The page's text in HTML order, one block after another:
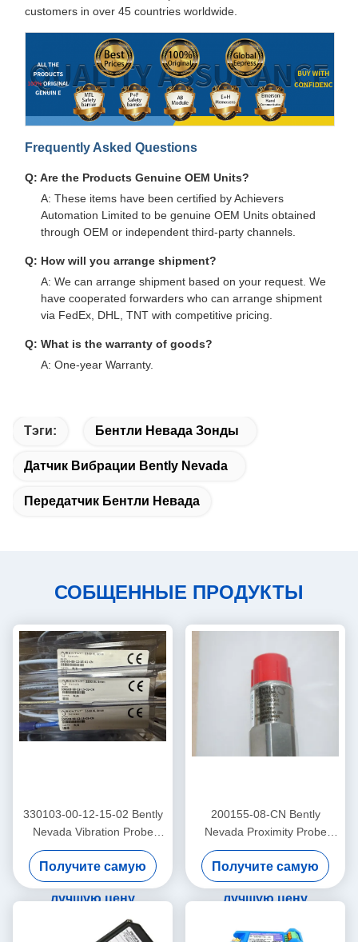
customers in over 45 countries worldwide.
Frequently Asked Questions
Q: Are the Products Genuine OEM Units?
A: These items have been certified by Achievers
Automation Limited to be genuine OEM Units obtained
through OEM or independent third-party channels.
Q: How will you arrange shipment?
A: We can arrange shipment based on your request. We
have cooperated forwarders who can arrange shipment
via FedEx, DHL, TNT with competitive pricing.
Q: What is the warranty of goods?
A: One-year Warranty.
Тэги: Бентли Невада Зонды
Датчик Вибрации Bently Nevada
Передатчик Бентли Невада
СОБЩЕННЫЕ ПРОДУКТЫ
330103-00-12-15-02 Bently
Nevada Vibration Probe
3300 Xl Проксимиторный
датчик
Получите самую
лучшую цену
200155-08-CN Bently
Nevada Proximity Probe
низкочастотный
Trendmaster Pro
акселерометр
Получите самую
лучшую цену